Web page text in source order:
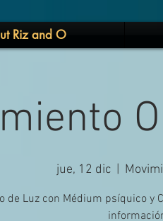
Riz and O
jue, 12 dic
  |
de Luz con Médium psíquico y